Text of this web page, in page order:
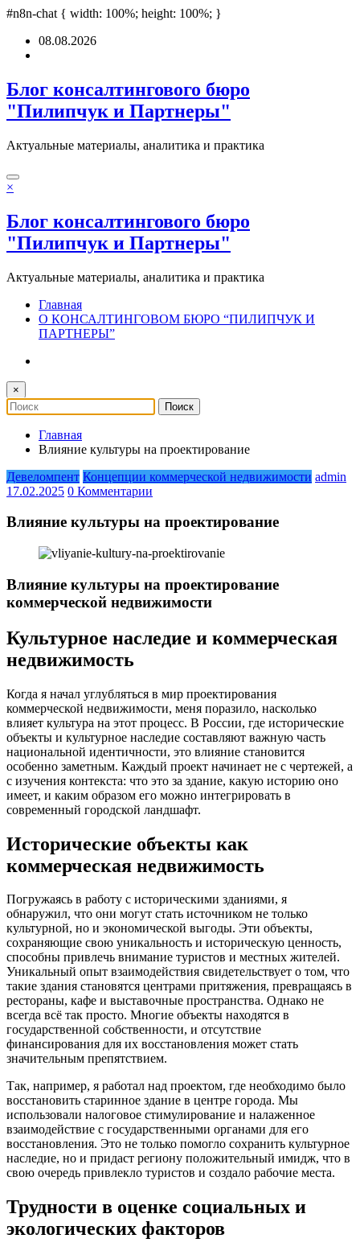
grandpashabettürk ifşaPadişahbet online casinos
#n8n-chat { width: 100%; height: 100%; }
Перейти08.08.2026
Блог консалтингового бюро
"Пилипчук и Партнеры"
Актуальные материалы, аналитика и практика
×
Блог консалтингового бюро
"Пилипчук и Партнеры"
Актуальные материалы, аналитика и практика
Главная
О КОНСАЛТИНГОВОМ БЮРО “ПИЛИПЧУК И
ПАРТНЕРЫ”
×
Главная
Влияние культуры на проектирование
Девеломпент Концепции коммерческой недвижимости admin
17.02.2025 0 Комментарии
Влияние культуры на проектирование
Влияние культуры на проектирование
коммерческой недвижимости
Культурное наследие и коммерческая
недвижимость
Когда я начал углубляться в мир проектирования
коммерческой недвижимости, меня поразило, насколько
влияет культура на этот процесс. В России, где исторические
объекты и культурное наследие составляют важную часть
национальной идентичности, это влияние становится
особенно заметным. Каждый проект начинает не с чертежей, а
с изучения контекста: что это за здание, какую историю оно
имеет, и каким образом его можно интегрировать в
современный городской ландшафт.
Исторические объекты как
коммерческая недвижимость
Погружаясь в работу с историческими зданиями, я
обнаружил, что они могут стать источником не только
культурной, но и экономической выгоды. Эти объекты,
сохраняющие свою уникальность и историческую ценность,
способны привлечь внимание туристов и местных жителей.
Уникальный опыт взаимодействия свидетельствует о том, что
такие здания становятся центрами притяжения, превращаясь в
рестораны, кафе и выставочные пространства. Однако не
всегда всё так просто. Многие объекты находятся в
государственной собственности, и отсутствие
финансирования для их восстановления может стать
значительным препятствием.
Так, например, я работал над проектом, где необходимо было
восстановить старинное здание в центре города. Мы
использовали налоговое стимулирование и налаженное
взаимодействие с государственными органами для его
восстановления. Это не только помогло сохранить культурное
наследие, но и придаст региону положительный имидж, что в
свою очередь привлекло туристов и создало рабочие места.
Трудности в оценке социальных и
экологических факторов